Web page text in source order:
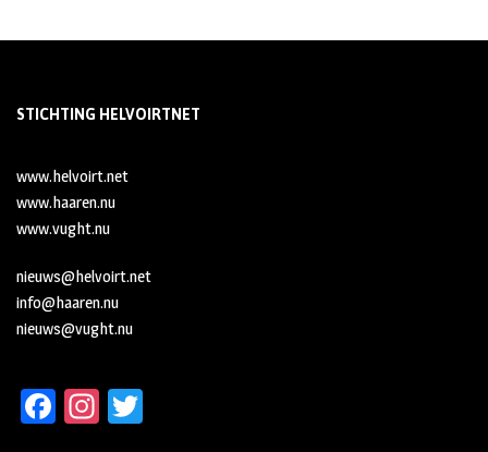
STICHTING HELVOIRTNET
www.helvoirt.net
www.haaren.nu
www.vught.nu
nieuws@helvoirt.net
info@haaren.nu
nieuws@vught.nu
Fa In